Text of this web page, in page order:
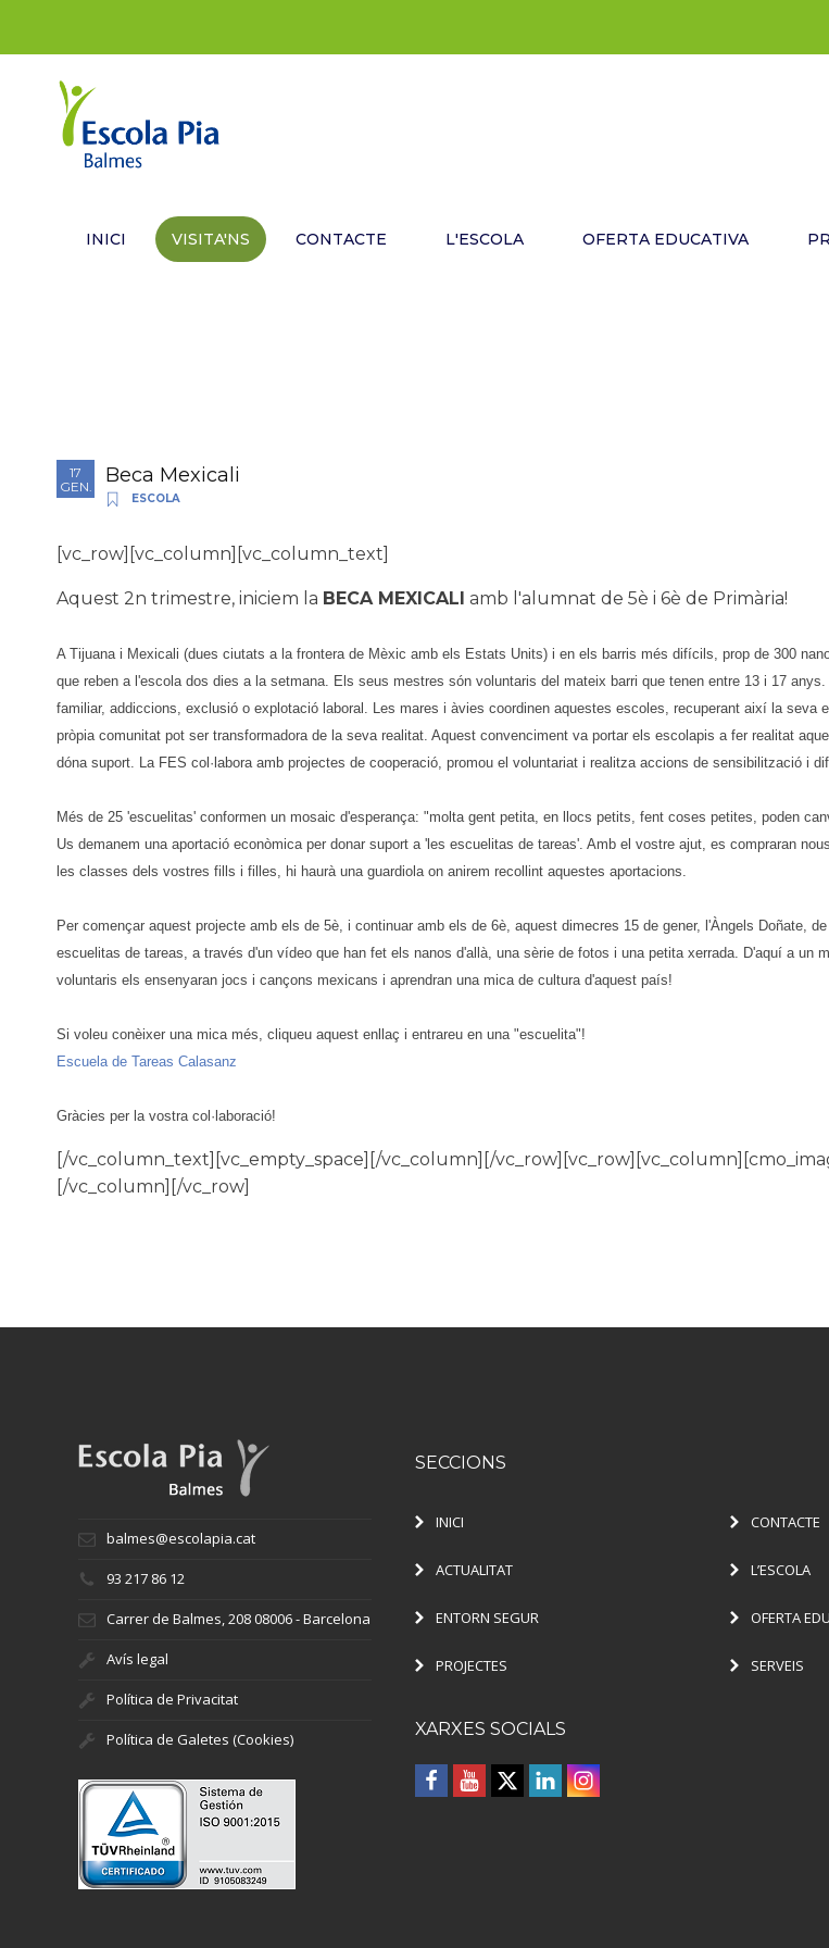
INICI VISITA'NS CONTACTE L'ESCOLA OFERTA EDUCATIVA
17
GEN.
Beca Mexicali
ESCOLA
[vc_row][vc_column][vc_column_text]
Aquest 2n trimestre, iniciem la BECA MEXICALI amb l'alumnat de 5è i 6è de Primària!
A Tijuana i Mexicali (dues ciutats a la frontera de Mèxic amb els Estats Units) i en els barris més difícils, prop de 300
que reben a l'escola dos dies a la setmana. Els seus mestres són voluntaris del mateix barri que tenen entre 13 i 17
familiar, addiccions, exclusió o explotació laboral. Les mares i àvies coordinen aquestes escoles, recuperant així la
pròpia comunitat pot ser transformadora de la seva realitat. Aquest convenciment va portar els escolapis a fer realitat
dóna suport. La FES col·labora amb projectes de cooperació, promou el voluntariat i realitza accions de sensibilització i
Més de 25 'escuelitas' conformen un mosaic d'esperança: "molta gent petita, en llocs petits, fent coses petites, poden
Us demanem una aportació econòmica per donar suport a 'les escuelitas de tareas'. Amb el vostre ajut, es compraran
les classes dels vostres fills i filles, hi haurà una guardiola on anirem recollint aquestes aportacions.
Per començar aquest projecte amb els de 5è, i continuar amb els de 6è, aquest dimecres 15 de gener, l'Àngels Doñate,
escuelitas de tareas, a través d'un vídeo que han fet els nanos d'allà, una sèrie de fotos i una petita xerrada. D'aquí a
voluntaris els ensenyaran jocs i cançons mexicans i aprendran una mica de cultura d'aquest país!
Si voleu conèixer una mica més, cliqueu aquest enllaç i entrareu en una "escuelita"!
Escuela de Tareas Calasanz
Gràcies per la vostra col·laboració!
[/vc_column_text][vc_empty_space][/vc_column][/
[/vc_column][/vc_row]
balmes@escolapia.cat
93 217 86 12
Carrer de Balmes, 208 08006 - Barcelona
Avís legal
Política de Privacitat
Política de Galetes (Cookies)
SECCIONS
INICI CONTACTE
ACTUALITAT L’ESCOLA
ENTORN SEGUR OFERTA
PROJECTES SERVEIS
XARXES SOCIALS